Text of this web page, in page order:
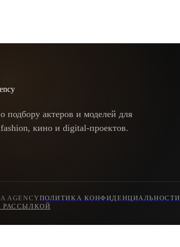
подбору актеров и моделей для
кино и digital-проектов.
AGENCYПОЛИТИКА КОНФИДЕНЦИАЛЬНОСТИ
РАССЫЛКОЙ